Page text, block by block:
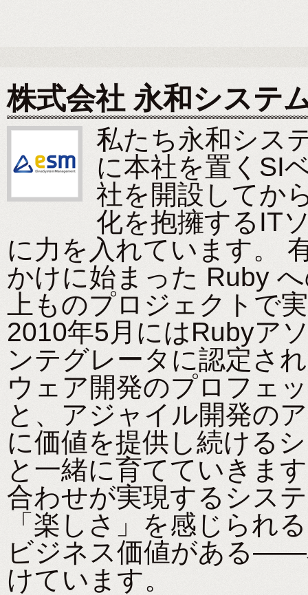
株式会社 永和システ
私たち永和シス
に本社を置くSI
社を開設してか
化を抱擁するIT
に力を入れています。
かけに始まった Ruby
上ものプロジェクトで
2010年5月にはRubyア
ンテグレータに認定さ
ウェア開発のプロフェ
と、アジャイル開発の
に価値を提供し続ける
と一緒に育てていきま
合わせが実現するシス
「楽しさ」を感じられ
ビジネス価値がある――
けています。